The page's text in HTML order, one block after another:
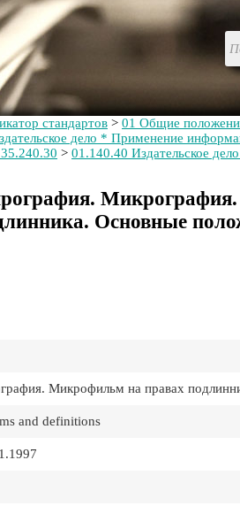
стандартов > 01 Общие
дело * Применение
> 01.140.40 Издательское
Основные
Микрофильм на правах
and definitions